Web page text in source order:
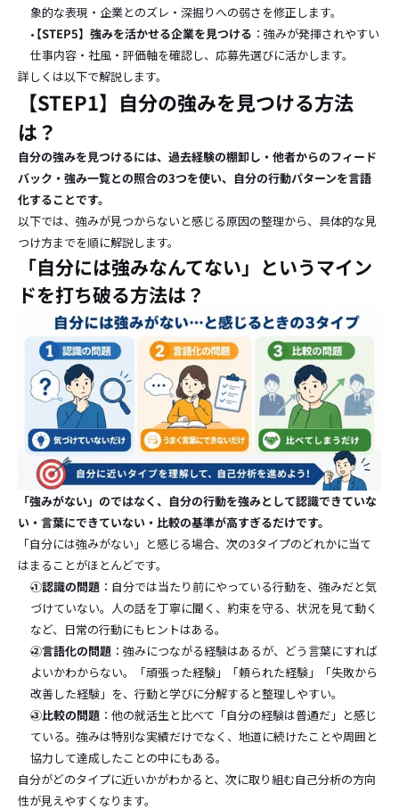
象的な表現・企業とのズレ・深掘りへの弱さを修正します。
【STEP5】強みを活かせる企業を見つける ：強みが発揮されやすい
仕事内容・社風・評価軸を確認し、応募先選びに活かします。
詳しくは以下で解説します。
【STEP1】自分の強みを見つける方法
は？
自分の強みを見つけるには、過去経験の棚卸し・他者からのフィード
バック・強み一覧との照合の3つを使い、自分の行動パターンを言語
化することです。
以下では、強みが見つからないと感じる原因の整理から、具体的な見
つけ方までを順に解説します。
「自分には強みなんてない」というマイン
ドを打ち破る方法は？
「強みがない」のではなく、自分の行動を強みとして認識できていな
い・言葉にできていない・比較の基準が高すぎるだけです。
「自分には強みがない」と感じる場合、次の3タイプのどれかに当て
はまることがほとんどです。
①認識の問題 ：自分では当たり前にやっている行動を、強みだと気
づけていない。人の話を丁寧に聞く、約束を守る、状況を見て動く
など、日常の行動にもヒントはある。
②言語化の問題 ：強みにつながる経験はあるが、どう言葉にすれば
よいかわからない。「頑張った経験」「頼られた経験」「失敗から
改善した経験」を、行動と学びに分解すると整理しやすい。
③比較の問題 ：他の就活生と比べて「自分の経験は普通だ」と感じ
ている。強みは特別な実績だけでなく、地道に続けたことや周囲と
協力して達成したことの中にもある。
自分がどのタイプに近いかがわかると、次に取り組む自己分析の方向
性が見えやすくなります。